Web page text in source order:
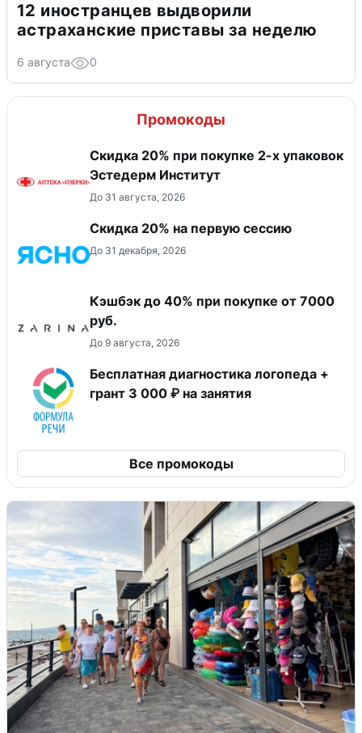
12 иностранцев выдворили
астраханские приставы за неделю
6 августа 0
Промокоды
Скидка 20% при покупке 2-х упаковок
Эстедерм Институт
До 31 августа, 2026
Скидка 20% на первую сессию
До 31 декабря, 2026
Кэшбэк до 40% при покупке от 7000
руб.
До 9 августа, 2026
Бесплатная диагностика логопеда +
грант 3 000 ₽ на занятия
Все промокоды